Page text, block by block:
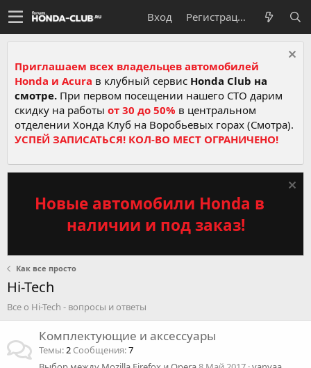
Вход Регистрация
Приглашаем всех владельцев автомобилей
Honda и Acura в клубный сервис Honda Club на
смотре. При первом посещении нашего СТО дарим
скидку на работы от 30 до 50% в центральном
отделении Хонда Клуб на Воробьевых горах (Смотра).
УСПЕЙ ЗАПИСАТЬСЯ! КОЛ-ВО МЕСТ ОГРАНИЧЕНО!
Новые автомобили Honda в
наличии и под заказ!
Как все просто
Hi-Tech
Все о Hi-Tech - вопросы и ответы
Комплектующие и аксессуары
Темы 2 Сообщения 7